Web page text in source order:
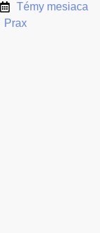
Témy mesiaca
Prax